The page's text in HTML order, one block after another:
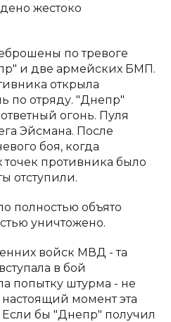
жестоко
по тревоге
и две армейских БМП.
открыла
по отряду. "Днепр"
огонь. Пуля
Эйсмана. После
боя, когда
противника было
отступили.
полностью объято
уничтожено.
войск МВД - та
в бой
попытку штурма - не
момент эта
Если бы "Днепр" получил